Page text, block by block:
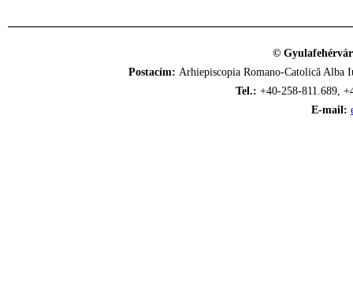
©
Postacím: Arhiepiscopia Romano-Catolică
Tel.: +40-258-811.689,
E-mail: